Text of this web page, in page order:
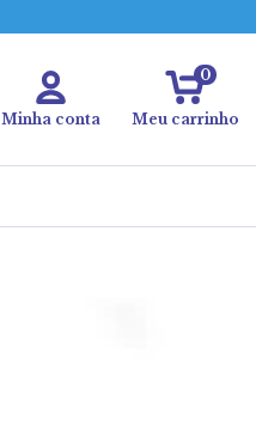
Minha conta Meu carrinho
0